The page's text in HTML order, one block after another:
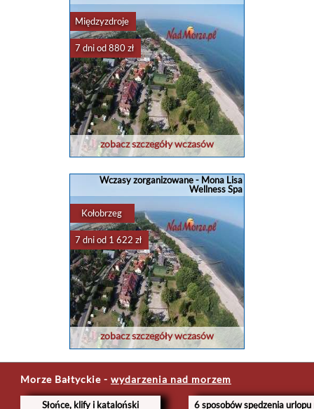
Międzyzdroje
7 dni od 880 zł
zobacz szczegóły wczasów
Wczasy zorganizowane - Mona Lisa
Wellness Spa
Kołobrzeg
7 dni od 1 622 zł
zobacz szczegóły wczasów
Morze Bałtyckie - wydarzenia nad morzem
Słońce, klify i kataloński 6 sposobów spędzenia urlopu